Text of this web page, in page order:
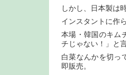
しかし、日本製は
インスタントに作
本場・韓国のキム
チじゃない！」と
白菜なんかを切っ
即販売。